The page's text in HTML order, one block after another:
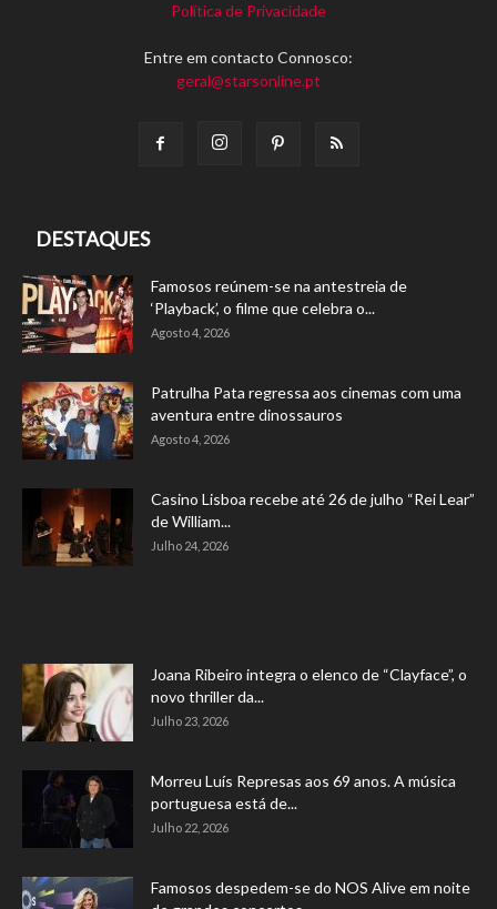
Política de Privacidade
Entre em contacto Connosco:
geral@starsonline.pt
DESTAQUES
Famosos reúnem-se na antestreia de
‘Playback’, o filme que celebra o...
Agosto 4, 2026
Patrulha Pata regressa aos cinemas com uma
aventura entre dinossauros
Agosto 4, 2026
Casino Lisboa recebe até 26 de julho “Rei Lear”
de William...
Julho 24, 2026
Joana Ribeiro integra o elenco de “Clayface”, o
novo thriller da...
Julho 23, 2026
Morreu Luís Represas aos 69 anos. A música
portuguesa está de...
Julho 22, 2026
Famosos despedem-se do NOS Alive em noite